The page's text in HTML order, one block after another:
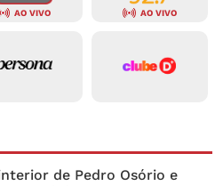
AO VIVO AO VIVO
de Pedro Osório e